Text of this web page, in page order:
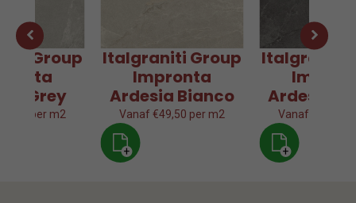
Group
Grey
per m2
Italgraniti Group
Impronta
Ardesia Bianco
Vanaf €49,50 per m2
+
Italgraniti
Ardesia
Vanaf €49,50
+